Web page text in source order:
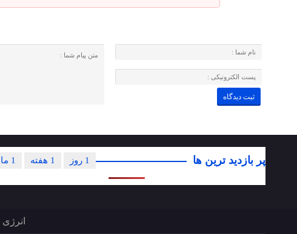
پر بازدید ترین ها 1 ماه 1 هفته 1 روز
انرژی